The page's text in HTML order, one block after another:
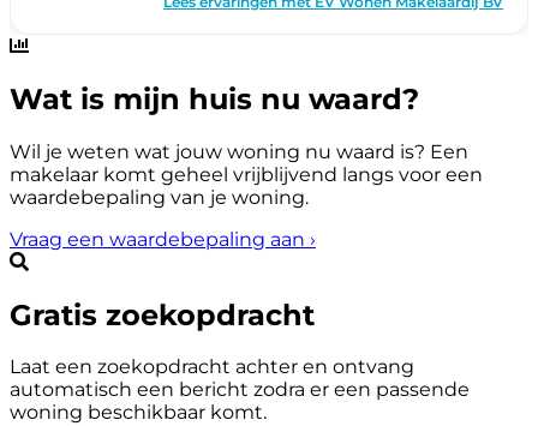
Wat is mijn huis nu waard?
Wil je weten wat jouw woning nu waard is? Een
makelaar komt geheel vrijblijvend langs voor een
waardebepaling van je woning.
Vraag een waardebepaling aan ›
Gratis zoekopdracht
Laat een zoekopdracht achter en ontvang
automatisch een bericht zodra er een passende
woning beschikbaar komt.